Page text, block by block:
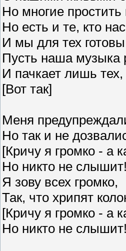
Но многие
Но есть и те, кто
И мы для тех
Пусть наша музыка
И пачкает лишь
[Вот так]
Меня
Но так и не
[Кричу я громко - а
Но никто не слышит!
Я зову всех громко,
Так, что хрипят
[Кричу я громко - а
Но никто не слышит!